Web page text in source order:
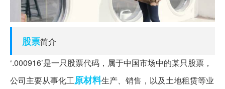
股票简介
‘.000916’是一只股票代码，属于中国市场中的某只股票，
公司主要从事化工原材料生产、销售，以及土地租赁等业